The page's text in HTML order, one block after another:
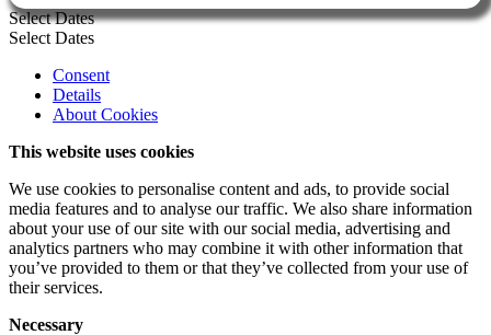
Select Dates
Select Dates
Consent
Details
About Cookies
This website uses cookies
We use cookies to personalise content and ads, to provide social
media features and to analyse our traffic. We also share information
about your use of our site with our social media, advertising and
analytics partners who may combine it with other information that
you’ve provided to them or that they’ve collected from your use of
their services.
Necessary